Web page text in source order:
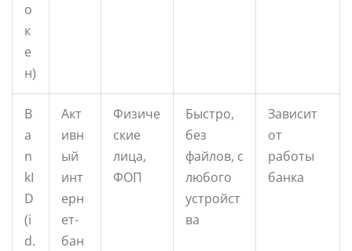
о
к
е
н)
B
a
n
kI
D
(i
d.
Акт
ивн
ый
инт
ерн
ет-
бан
Физиче
ские
лица,
ФОП
Быстро,
без
файлов, с
любого
устройст
ва
Зависит
от
работы
банка